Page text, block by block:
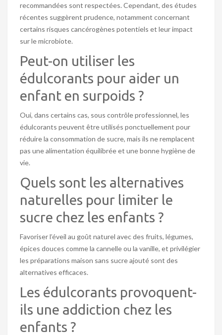
recommandées sont respectées. Cependant, des études
récentes suggèrent prudence, notamment concernant
certains risques cancérogènes potentiels et leur impact
sur le microbiote.
Peut-on utiliser les
édulcorants pour aider un
enfant en surpoids ?
Oui, dans certains cas, sous contrôle professionnel, les
édulcorants peuvent être utilisés ponctuellement pour
réduire la consommation de sucre, mais ils ne remplacent
pas une alimentation équilibrée et une bonne hygiène de
vie.
Quels sont les alternatives
naturelles pour limiter le
sucre chez les enfants ?
Favoriser l’éveil au goût naturel avec des fruits, légumes,
épices douces comme la cannelle ou la vanille, et privilégier
les préparations maison sans sucre ajouté sont des
alternatives efficaces.
Les édulcorants provoquent-
ils une addiction chez les
enfants ?